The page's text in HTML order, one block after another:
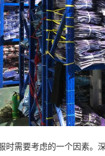
时需要考虑的一个因素。